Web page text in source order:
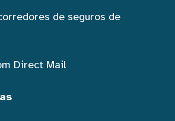
de seguros de
Direct Mail